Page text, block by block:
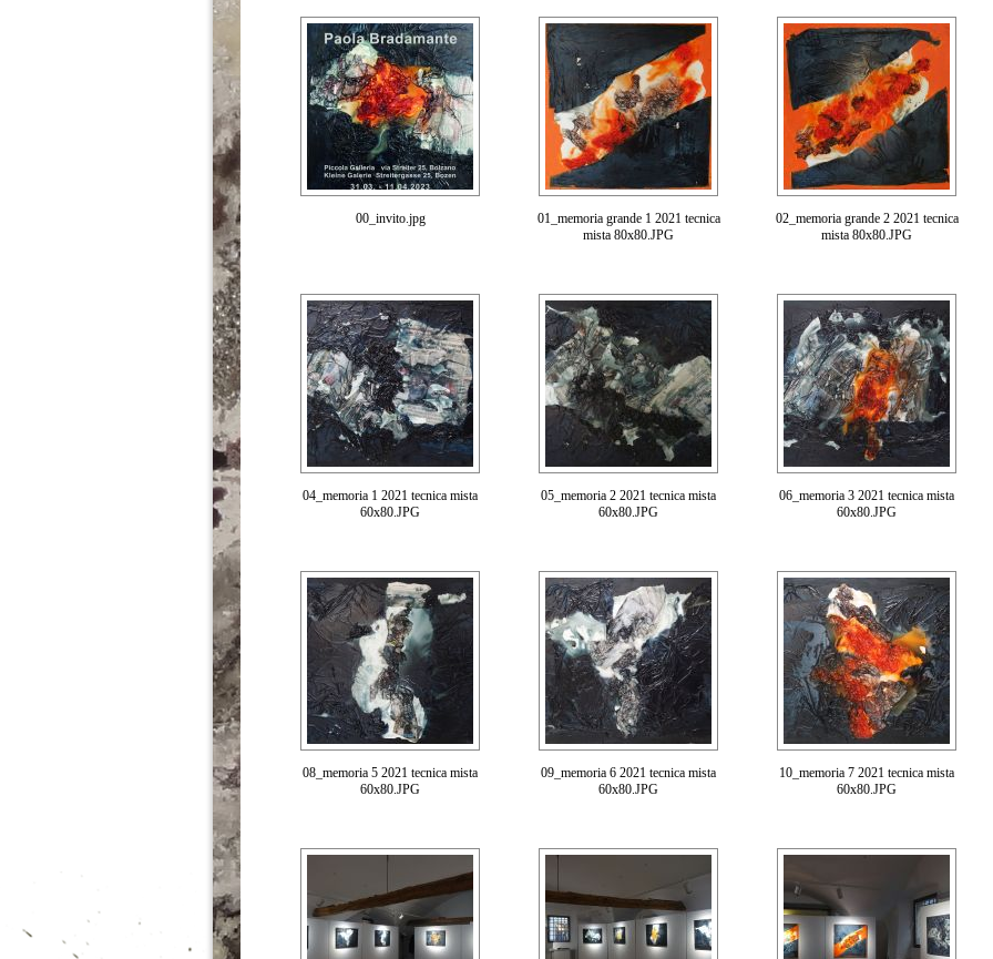
00_invito.jpg
01_memoria grande 1 2021 tecnica
mista 80x80.JPG
02_memoria grande 2 2021 tecnica
mista 80x80.JPG
04_memoria 1 2021 tecnica mista
60x80.JPG
05_memoria 2 2021 tecnica mista
60x80.JPG
06_memoria 3 2021 tecnica mista
60x80.JPG
08_memoria 5 2021 tecnica mista
60x80.JPG
09_memoria 6 2021 tecnica mista
60x80.JPG
10_memoria 7 2021 tecnica mista
60x80.JPG